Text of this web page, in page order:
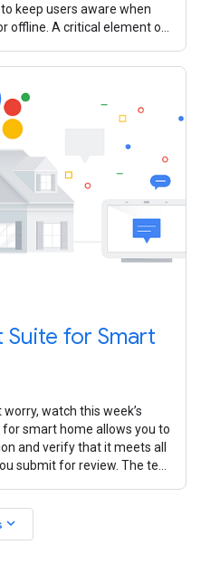
keep users aware when
offline. A critical element of
Suite for Smart
worry, watch this week’s
smart home allows you to
and verify that it meets all
submit for review. The test
expand_more